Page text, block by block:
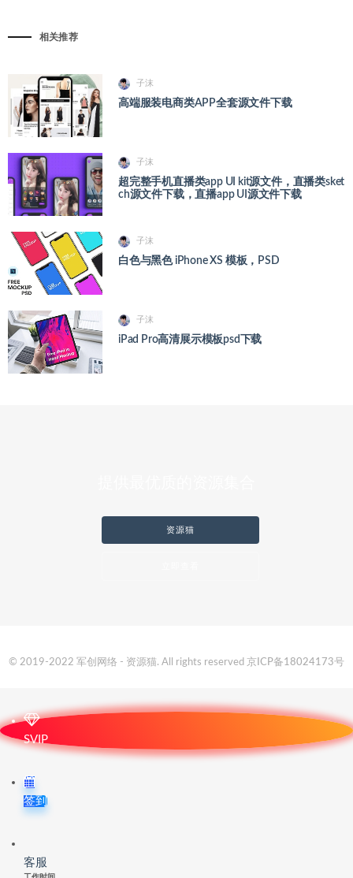
相关推荐
子沫
高端服装电商类APP全套源文件下载
子沫
超完整手机直播类app UI kit源文件，直播类sket
ch源文件下载，直播app UI源文件下载
子沫
白色与黑色 iPhone XS 模板，PSD
子沫
iPad Pro高清展示模板psd下载
资源猫
© 2019-2022 军创网络 - 资源猫. All rights reserved 京ICP备18024173号
SVIP
签到
客服